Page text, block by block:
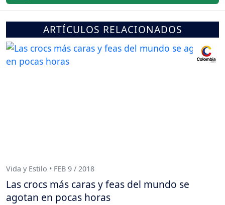
ARTÍCULOS RELACIONADOS
Vida y Estilo • FEB 9 / 2018
Las crocs más caras y feas del mundo se
agotan en pocas horas